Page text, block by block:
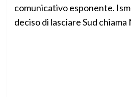
comunicativo esponente.
deciso di lasciare Sud chiama